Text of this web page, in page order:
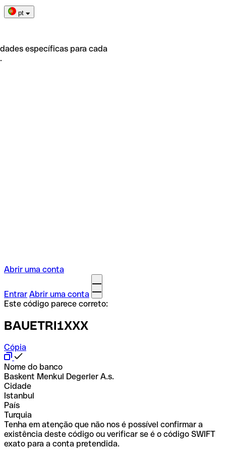
pt
específicas para cada
Abrir uma conta
Entrar Abrir uma conta
Este código parece correto:
BAUETRI1XXX
Cópia
Nome do banco
Baskent Menkul Degerler A.s.
Cidade
Istanbul
País
Turquia
Tenha em atenção que não nos é possível confirmar a
existência deste código ou verificar se é o código SWIFT
exato para a conta pretendida.